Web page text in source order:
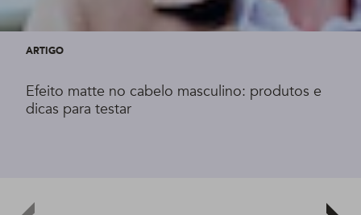
ARTIGO
Efeito matte no cabelo masculino: produtos e
dicas para testar